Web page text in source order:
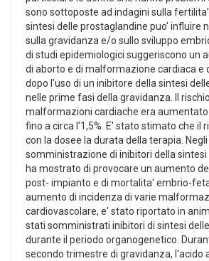
sono sottoposte ad indagini sulla
sintesi delle prostaglandine puo' influire
sulla gravidanza e/o sullo sviluppo
di studi epidemiologici suggeriscono un
di aborto e di malformazione cardiaca e
dopo l'uso di un inibitore della sintesi
nelle prime fasi della gravidanza. Il
malformazioni cardiache era aumentato
fino a circa l'1,5%. E' stato stimato che il
con la dosee la durata della terapia.
somministrazione di inibitori della
ha mostrato di provocare un aumento
post- impianto e di mortalita' embrio-
aumento di incidenza di varie
cardiovascolare, e' stato riportato in
stati somministrati inibitori di sintesi
durante il periodo organogenetico.
secondo trimestre di gravidanza, l'acido